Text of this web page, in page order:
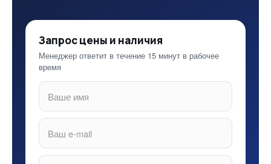
Запрос цены и наличия
Менеджер ответит в течение 15 минут в рабочее
время